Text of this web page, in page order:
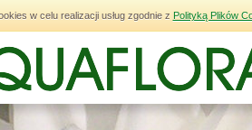
w celu realizacji usług zgodnie z Polityką Plików